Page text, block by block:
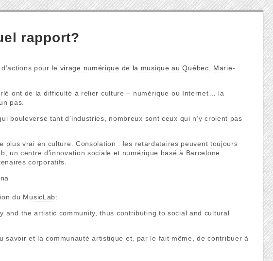
rapport?
pour le virage numérique de la musique au Québec
Marie-
ont de la difficulté à relier culture – numérique ou Internet… la
pas.
bouleverse tant d’industries, nombreux sont ceux qui n’y croient pas
plus vrai en culture. Consolation : les retardataires peuvent toujours
, un centre d’innovation sociale et numérique basé à Barcelone
corporatifs.
du MusicLab:
and the artistic community, thus contributing to social and cultural
et la communauté artistique et, par le fait même, de contribuer à